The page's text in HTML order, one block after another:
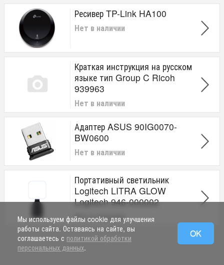
Ресивер TP-Link HA100
Нет в наличии
Краткая инструкция на русском
языке тип Group C Ricoh
939963
Нет в наличии
Адаптер ASUS 90IG0070-
BW0600
Нет в наличии
Портативный светильник
Logitech LITRA GLOW
Logitech 946-000002
Нет в наличии
Мы используем файлы cookie для улучшения
работы сайта. Оставаясь на сайте, вы
соглашаетесь с политикой обработки
персональных данных.
OK